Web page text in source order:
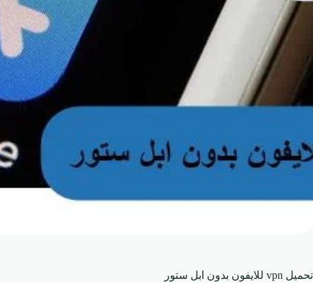
تحميل vpn للايفون بدون ابل ستور